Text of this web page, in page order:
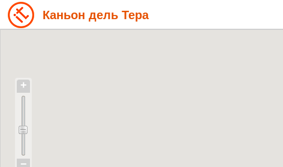
Каньон дель Тера
+
−